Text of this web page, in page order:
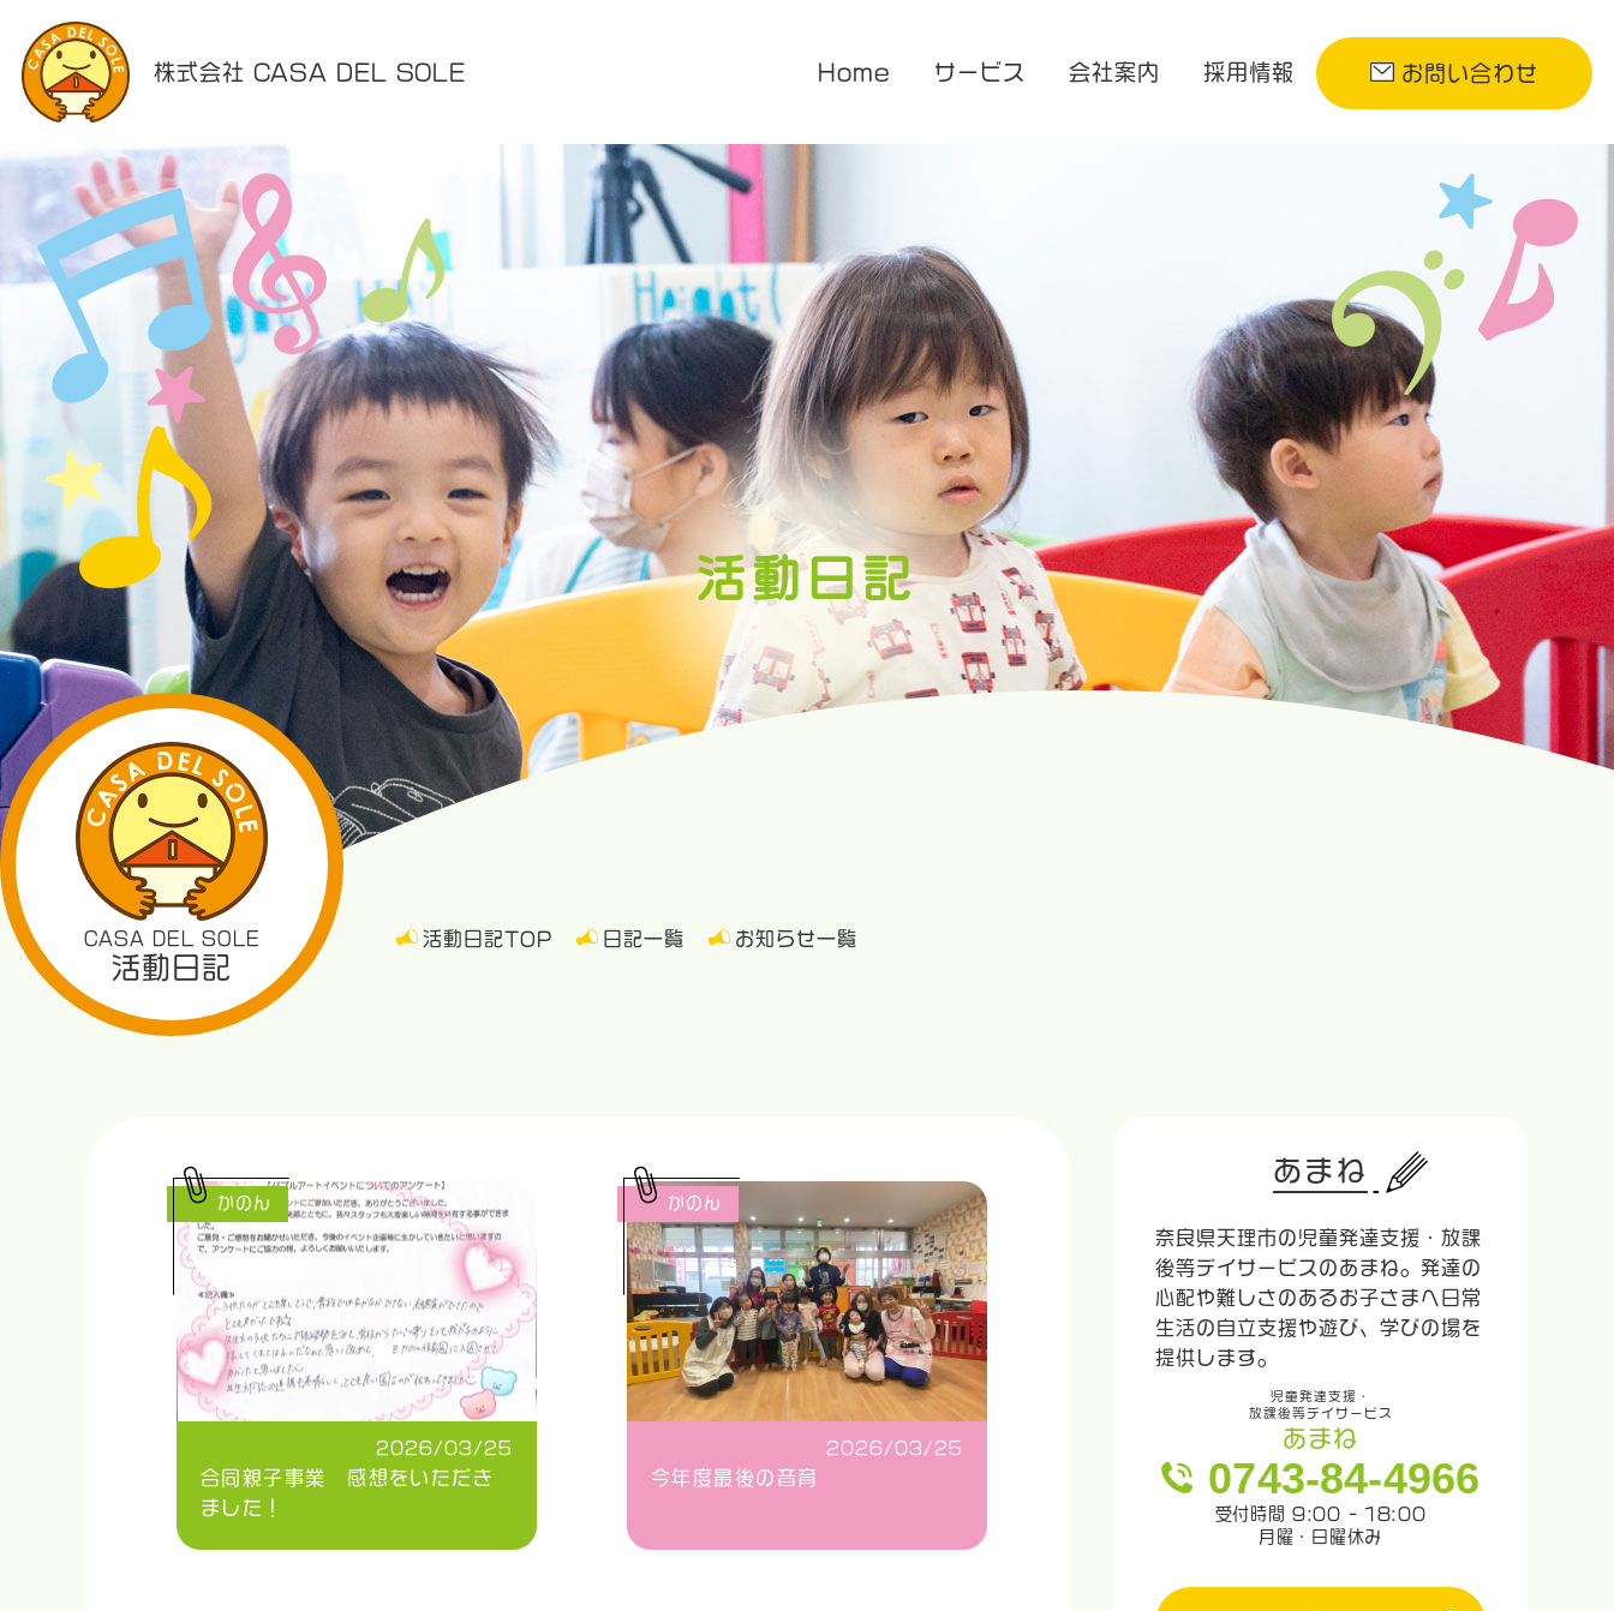
株式会社 CASA DEL SOLE Home サービス
企業主導型保育園
花音保育園
医療的ケア対応型児童発達支援
放課後等デイサービス
あまね
会社案内 採用情報 お問い合わせ
活動日記
CASA DEL SOLE
活動日記
活動日記TOP 日記一覧 お知らせ一覧
2026/03/25
合同親子事業 感想をいただき
ました！
かのん
2026/03/25
今年度最後の音育
かのん
あまね
奈良県天理市の児童発達支援・放課
後等デイサービスのあまね。発達の
心配や難しさのあるお子さまへ日常
生活の自立支援や遊び、学びの場を
提供します。
児童発達支援・
放課後等デイサービス
あまね
0743-84-4966
受付時間 9:00 - 18:00
月曜・日曜休み